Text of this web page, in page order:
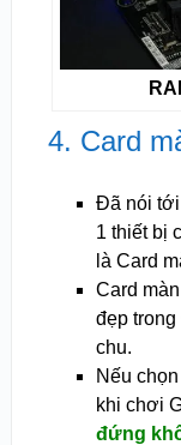
4. Card
Đã nói tới
1 thiết bị
là Card
Card
đẹp
chu.
Nếu
khi chơi
đứng